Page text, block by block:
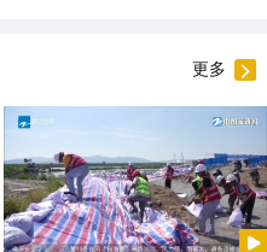
通过自动化管道送
屿粮食储备库完成
更多